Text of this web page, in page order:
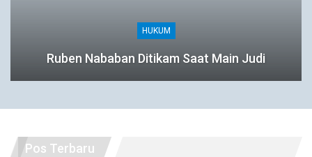
HUKUM
Ruben Nababan Ditikam Saat Main Judi
Pos Terbaru